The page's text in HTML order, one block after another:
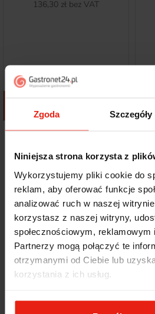
Zgoda Szczegóły
Niniejsza strona korzysta z
Wykorzystujemy pliki cookie do
reklam, aby oferować funkcje
analizować ruch w naszej
korzystasz z naszej witryny,
społecznościowym, reklamowym
Partnerzy mogą połączyć te
otrzymanymi od Ciebie lub
korzystania z ich usług.
Netto
136,30 zł bez VAT
1 2 
Aby mięso mogło przybrać formę
zmielonego, musi zostać najpierw
maszynek do mięsa te czynności
wilków. To elementy każdej maszynki,
mechanicznej, dzięki któremu mięso jest
kawałki i gotowe do przygotowania
mechanicznej.
Noże do maszynki do mięsa z naszej
wpływa negatywnie na właściwości